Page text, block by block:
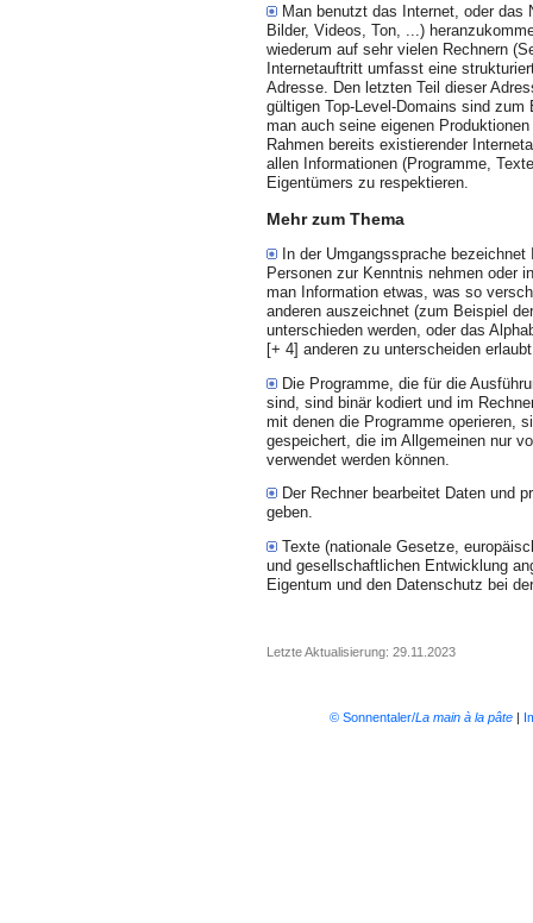
Man benutzt das Internet, oder das
Bilder, Videos, Ton, ...)
wiederum auf sehr vielen Rechnern
Internetauftritt umfasst eine
Adresse. Den letzten Teil dieser
gültigen Top-Level-Domains sind
man auch seine eigenen
Rah­men bereits existierender
allen Informationen (Programme,
Eigentümers zu respektieren.
Mehr zum Thema
In der Umgangssprache
Personen zur Kenntnis nehmen oder
man Information etwas, was so
anderen auszeichnet (zum Beispiel
unterschieden werden, oder das
[+ 4] anderen zu unterscheiden
Die Programme, die für die
sind, sind binär kodiert und im
mit denen die Programme operieren,
gespeichert, die im Allgemeinen nur
verwendet werden können.
Der Rechner bearbeitet Daten und
geben.
Texte (nationale Gesetze,
und gesellschaftlichen Entwicklung
Eigentum und den Datenschutz bei
Letzte Aktualisierung: 29.11.2023
© Sonnentaler/La main à la pâte|